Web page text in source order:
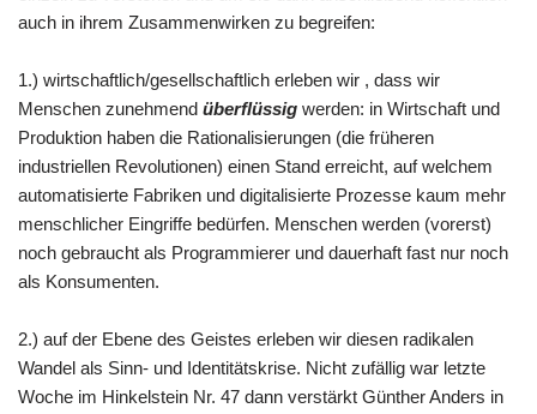
auch in ihrem Zusammenwirken zu begreifen:
1.) wirtschaftlich/gesellschaftlich erleben wir , dass wir
Menschen zunehmend überflüssig werden: in Wirtschaft und
Produktion haben die Rationalisierungen (die früheren
industriellen Revolutionen) einen Stand erreicht, auf welchem
automatisierte Fabriken und digitalisierte Prozesse kaum mehr
menschlicher Eingriffe bedürfen. Menschen werden (vorerst)
noch gebraucht als Programmierer und dauerhaft fast nur noch
als Konsumenten.
2.) auf der Ebene des Geistes erleben wir diesen radikalen
Wandel als Sinn- und Identitätskrise. Nicht zufällig war letzte
Woche im Hinkelstein Nr. 47 dann verstärkt Günther Anders in